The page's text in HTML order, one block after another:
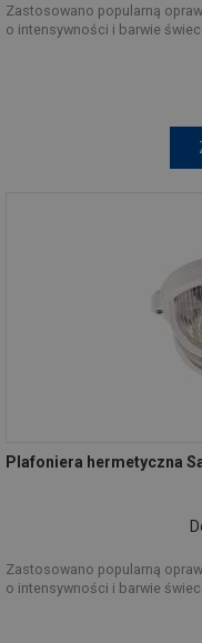
Zastosowano popularną
o intensywności i barwie
Plafoniera hermetyczna
Zastosowano popularną
o intensywności i barwie